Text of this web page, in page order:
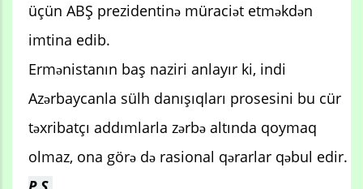
üçün ABŞ prezidentinə müraciət etməkdən
imtina edib.
Ermənistanın baş naziri anlayır ki, indi
Azərbaycanla sülh danışıqları prosesini bu cür
təxribatçı addımlarla zərbə altında qoymaq
olmaz, ona görə də rasional qərarlar qəbul edir.